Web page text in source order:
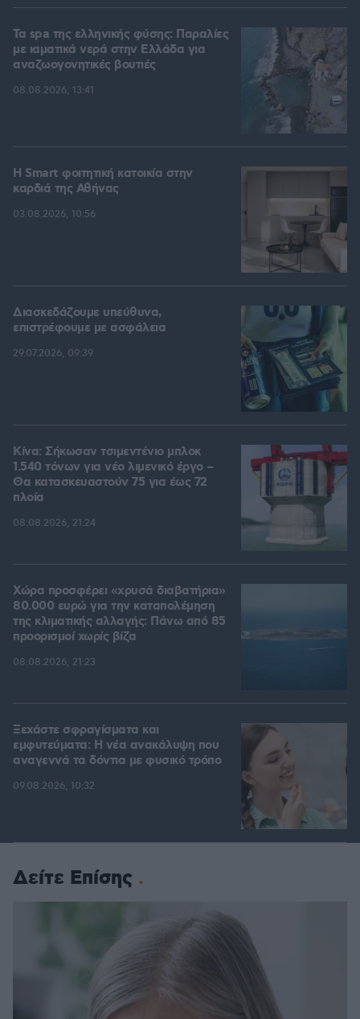
Τα spa της ελληνικής φύσης: Παραλίες
με ιαματικά νερά στην Ελλάδα για
αναζωογονητικές βουτιές
08.08.2026, 13:41
Η Smart φοιτητική κατοικία στην
καρδιά της Αθήνας
03.08.2026, 10:56
Διασκεδάζουμε υπεύθυνα,
επιστρέφουμε με ασφάλεια
29.07.2026, 09:39
Κίνα: Σήκωσαν τσιμεντένιο μπλοκ
1.540 τόνων για νέο λιμενικό έργο –
Θα κατασκευαστούν 75 για έως 72
πλοία
08.08.2026, 21:24
Χώρα προσφέρει «χρυσά διαβατήρια»
80.000 ευρώ για την καταπολέμηση
της κλιματικής αλλαγής: Πάνω από 85
προορισμοί χωρίς βίζα
08.08.2026, 21:23
Ξεχάστε σφραγίσματα και
εμφυτεύματα: Η νέα ανακάλυψη που
αναγεννά τα δόντια με φυσικό τρόπο
09.08.2026, 10:32
Δείτε Επίσης